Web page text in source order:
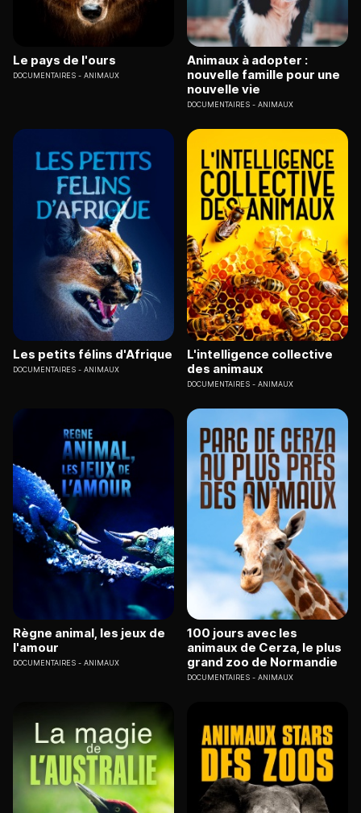
Le pays de l'ours
DOCUMENTAIRES ANIMAUX
Animaux à adopter :
nouvelle famille pour une
nouvelle vie
DOCUMENTAIRES ANIMAUX
Les petits félins d'Afrique
DOCUMENTAIRES ANIMAUX
L'intelligence collective
des animaux
DOCUMENTAIRES ANIMAUX
Règne animal, les jeux de
l'amour
DOCUMENTAIRES ANIMAUX
100 jours avec les
animaux de Cerza, le plus
grand zoo de Normandie
DOCUMENTAIRES ANIMAUX